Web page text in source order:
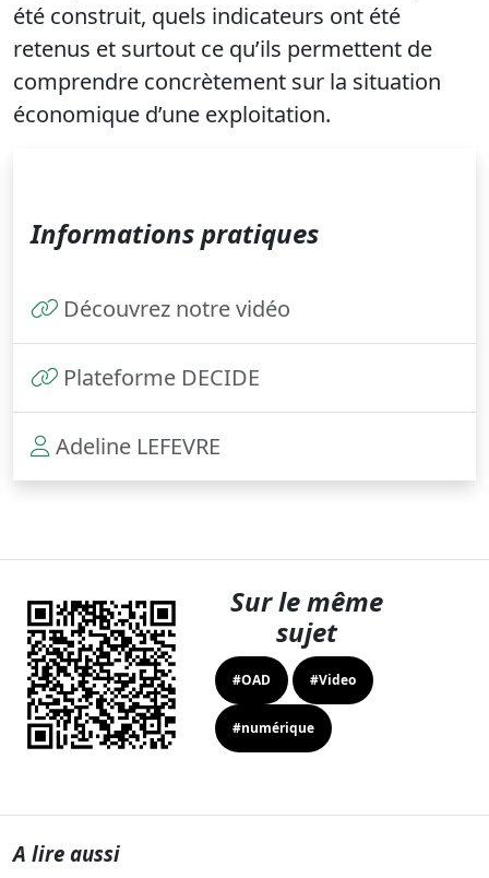
été construit, quels indicateurs ont été
retenus et surtout ce qu’ils permettent de
comprendre concrètement sur la situation
économique d’une exploitation.
Informations pratiques
Découvrez notre vidéo
Plateforme DECIDE
Adeline LEFEVRE
Sur le même
sujet
#OAD #Video
#numérique
A lire aussi